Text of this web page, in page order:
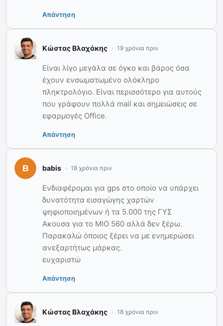
Απάντηση
Κώστας Βλαχάκης 19 χρόνια πριν
Είναι λίγο μεγάλα σε όγκο και βάρος όσα
έχουν ενσωματωμένο ολόκληρο
πληκτρολόγιο. Είναι περισσότερο για αυτούς
που γράφουν πολλά mail και σημειώσεις σε
εφαρμογές Office.
Απάντηση
babis 18 χρόνια πριν
Ενδιαφέρομαι για gps στο οποίο να υπάρχει
δυνατότητα εισαγώγης χαρτών
ψηφιοποιημένων ή τα 5.000 της ΓΥΣ
Ακουσα για το ΜΙΟ 560 αλλά δεν ξέρω.
Παρακαλώ όποιος ξέρει να με ενημερώσει
ανεξαρτήτως μάρκας.
ευχαριστώ
Απάντηση
Κώστας Βλαχάκης 18 χρόνια πριν